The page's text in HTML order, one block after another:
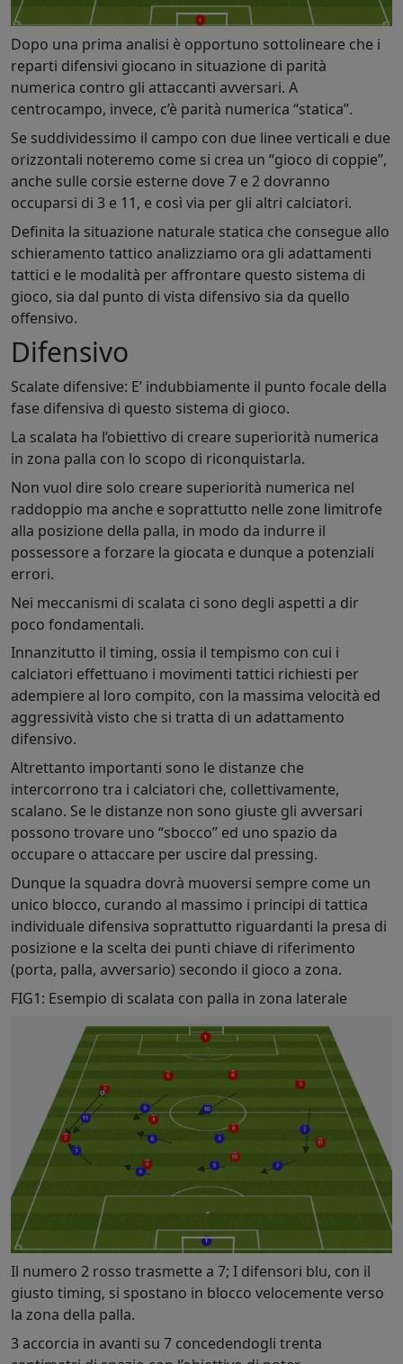
Dopo una prima analisi è opportuno sottolineare che i
reparti difensivi giocano in situazione di parità
numerica contro gli attaccanti avversari. A
centrocampo, invece, c’è parità numerica “statica”.
Se suddividessimo il campo con due linee verticali e due
orizzontali noteremo come si crea un “gioco di coppie”,
anche sulle corsie esterne dove 7 e 2 dovranno
occuparsi di 3 e 11, e così via per gli altri calciatori.
Definita la situazione naturale statica che consegue allo
schieramento tattico analizziamo ora gli adattamenti
tattici e le modalità per affrontare questo sistema di
gioco, sia dal punto di vista difensivo sia da quello
offensivo.
Difensivo
Scalate difensive: E’ indubbiamente il punto focale della
fase difensiva di questo sistema di gioco.
La scalata ha l’obiettivo di creare superiorità numerica
in zona palla con lo scopo di riconquistarla.
Non vuol dire solo creare superiorità numerica nel
raddoppio ma anche e soprattutto nelle zone limitrofe
alla posizione della palla, in modo da indurre il
possessore a forzare la giocata e dunque a potenziali
errori.
Nei meccanismi di scalata ci sono degli aspetti a dir
poco fondamentali.
Innanzitutto il timing, ossia il tempismo con cui i
calciatori effettuano i movimenti tattici richiesti per
adempiere al loro compito, con la massima velocità ed
aggressività visto che si tratta di un adattamento
difensivo.
Altrettanto importanti sono le distanze che
intercorrono tra i calciatori che, collettivamente,
scalano. Se le distanze non sono giuste gli avversari
possono trovare uno “sbocco” ed uno spazio da
occupare o attaccare per uscire dal pressing.
Dunque la squadra dovrà muoversi sempre come un
unico blocco, curando al massimo i principi di tattica
individuale difensiva soprattutto riguardanti la presa di
posizione e la scelta dei punti chiave di riferimento
(porta, palla, avversario) secondo il gioco a zona.
FIG1: Esempio di scalata con palla in zona laterale
Il numero 2 rosso trasmette a 7; I difensori blu, con il
giusto timing, si spostano in blocco velocemente verso
la zona della palla.
3 accorcia in avanti su 7 concedendogli trenta